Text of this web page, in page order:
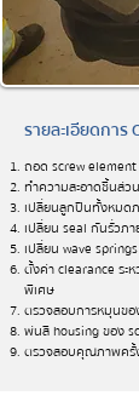
รายละเอียดการ
ถอด screw
ทำความสะอาดชิ้นส่
เปลี่ยนลูกปืนทั้งหมด
เปลี่ยน seal กันรั่วภ
เปลี่ยน wave springs
ตั้งค่า clearance ระ
พิเศษ
ตรวจสอบการหมุนข
พ่นสี housing ของ
ตรวจสอบคุณภาพครั้